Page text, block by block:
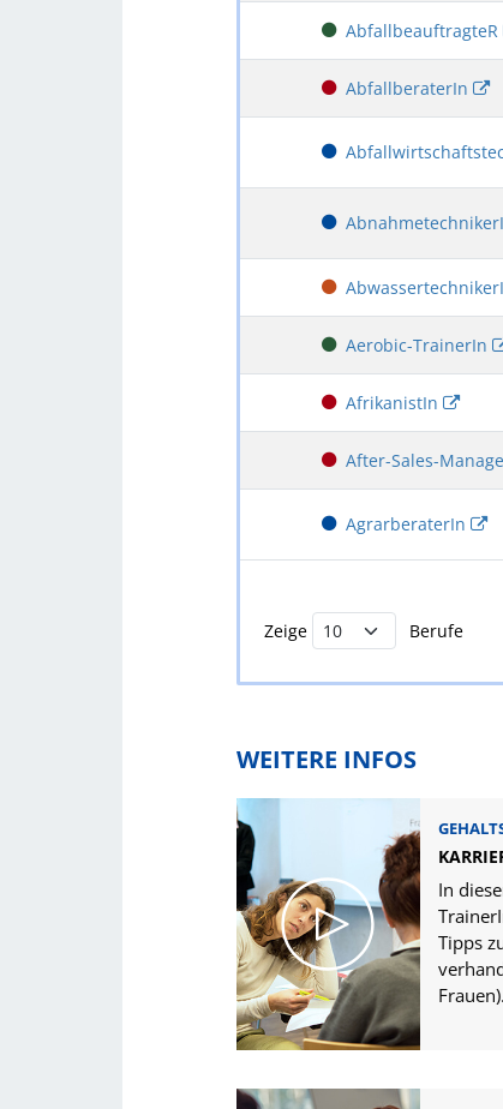
AbfallbeauftragteR
AbfallberaterIn
Aerobic-TrainerIn
AfrikanistIn
After-Sales-
AgrarberaterIn
Zeige Berufe
WEITERE INFOS
In
Tipps
Frauen).